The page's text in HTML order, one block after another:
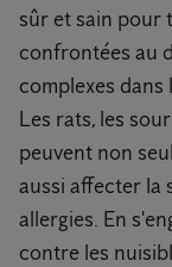
sûr et sain pour
confrontées au
complexes
Les rats, les
peuvent non
aussi affecter la
allergies. En
contre les